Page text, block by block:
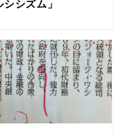
シシズム」